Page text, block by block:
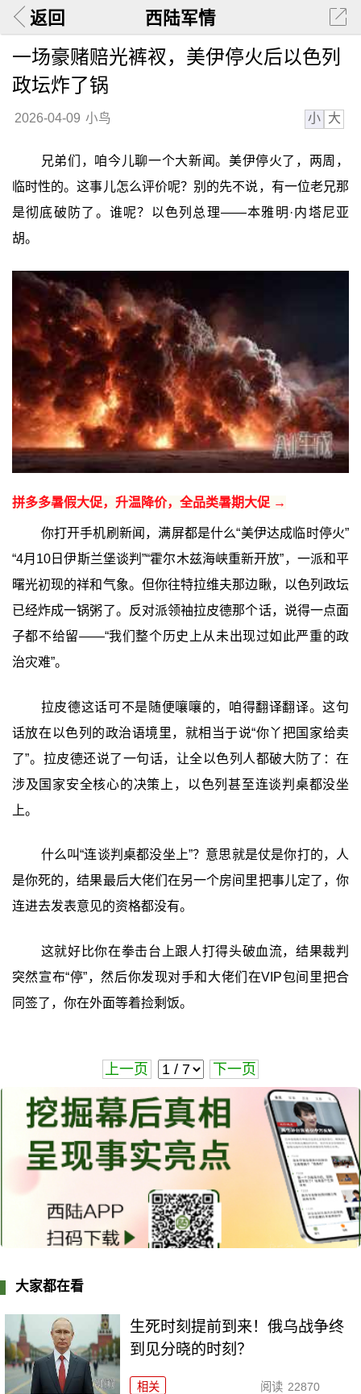
返回 西陆军情
一场豪赌赔光裤衩，美伊停火后以色列
政坛炸了锅
2026-04-09 小鸟 小 大
兄弟们，咱今儿聊一个大新闻。美伊停火了，两周，
临时性的。这事儿怎么评价呢？别的先不说，有一位老兄那
是彻底破防了。谁呢？以色列总理——本雅明·内塔尼亚
胡。
拼多多暑假大促，升温降价，全品类暑期大促 →
你打开手机刷新闻，满屏都是什么“美伊达成临时停火”
“4月10日伊斯兰堡谈判”“霍尔木兹海峡重新开放”，一派和平
曙光初现的祥和气象。但你往特拉维夫那边瞅，以色列政坛
已经炸成一锅粥了。反对派领袖拉皮德那个话，说得一点面
子都不给留——“我们整个历史上从未出现过如此严重的政
治灾难”。
拉皮德这话可不是随便嚷嚷的，咱得翻译翻译。这句
话放在以色列的政治语境里，就相当于说“你丫把国家给卖
了”。拉皮德还说了一句话，让全以色列人都破大防了：在
涉及国家安全核心的决策上，以色列甚至连谈判桌都没坐
上。
什么叫“连谈判桌都没坐上”？意思就是仗是你打的，人
是你死的，结果最后大佬们在另一个房间里把事儿定了，你
连进去发表意见的资格都没有。
这就好比你在拳击台上跟人打得头破血流，结果裁判
突然宣布“停”，然后你发现对手和大佬们在VIP包间里把合
同签了，你在外面等着捡剩饭。
上一页 下一页
大家都在看
生死时刻提前到来！俄乌战争终
到见分晓的时刻？
相关 阅读 22870